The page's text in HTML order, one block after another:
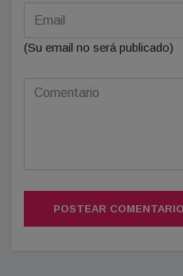
(Su email no será publicado)
POSTEAR COMENTARIO